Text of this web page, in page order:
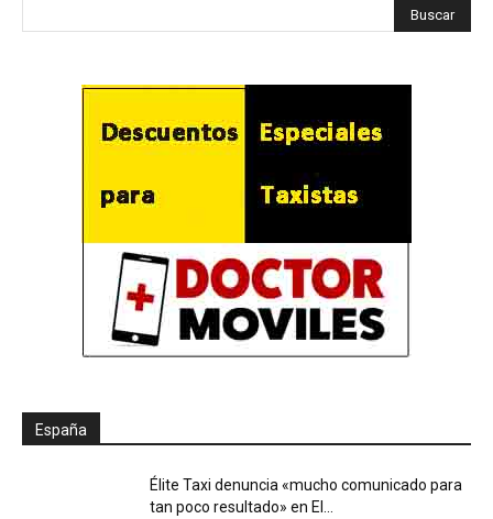
España
Élite Taxi denuncia «mucho comunicado para
tan poco resultado» en El...